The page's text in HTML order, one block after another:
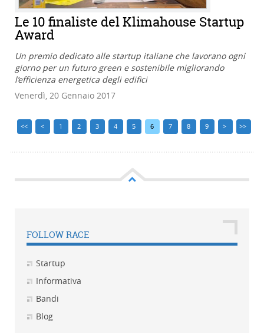
Le 10 finaliste del Klimahouse Startup
Award
Un premio dedicato alle startup italiane che lavorano ogni
giorno per un futuro green e sostenibile migliorando
l’efficienza energetica degli edifici
Venerdì, 20 Gennaio 2017
<< < 1 2 3 4 5 6 7 8 9 > >>
FOLLOW RACE
Startup
Informativa
Bandi
Blog